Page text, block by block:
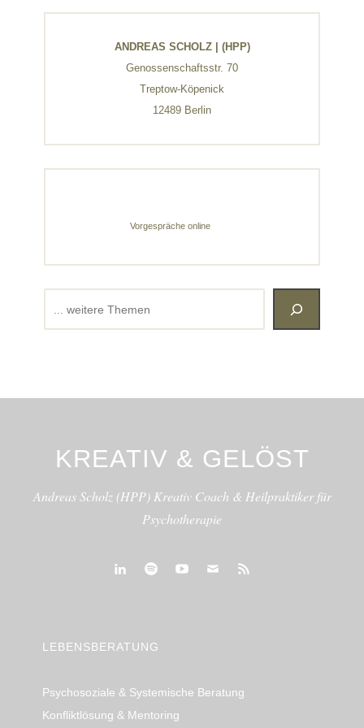
ANDREAS SCHOLZ | (HPP)
Genossenschaftsstr. 70
Treptow-Köpenick
12489 Berlin
Vorgespräche online
KREATIV & GELÖST
Andreas Scholz (HPP) Kreativ Coach & Heilpraktiker für
Psychotherapie
LEBENSBERATUNG
Psychosoziale & Systemische Beratung
Konfliktlösung & Mentoring